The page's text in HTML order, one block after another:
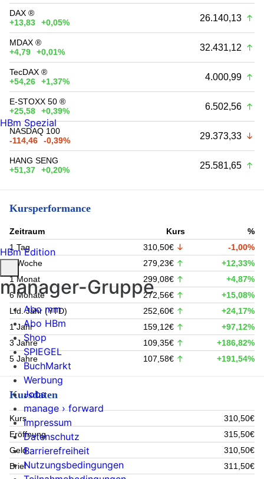
DAX ®
+13,83
+0,05% 26.140,13
MDAX ®
+4,79
+0,01% 32.431,12
TecDAX ®
+54,26
+1,37% 4.000,99
E-STOXX 50 ®
+25,58
+0,39% 6.502,56
NASDAQ 100
-114,46
-0,39% 29.373,33
HANG SENG
+51,37
+0,20% 25.581,65
Kursperformance
Zeitraum Kurs
%
1 Tag
310,50€
-1,00%
1 Woche
279,23€
+12,33%
1 Monat
299,08€
+4,87%
6 Monate
272,56€
+15,08%
Lfd. Jahr (YTD)
252,60€
+24,17%
1 Jahr
159,12€
+97,12%
3 Jahre
109,35€
+186,82%
5 Jahre
107,58€ +191,54%
Kursdaten
Kurs
310,50€
Eröffnung
315,50€
Geld
310,50€
Brief
311,50€
HBm Spezial
HBm Edition
manager-Gruppe
Abo mm
Abo HBm
Shop
SPIEGEL
BuchMarkt
Werbung
Jobs
manage › forward
Impressum
Datenschutz
Barrierefreiheit
Nutzungsbedingungen